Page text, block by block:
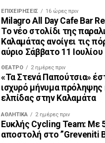
ΕΠΙΧΕΙΡΉΣΕΙΣ 16 ώρες πριν
Milagro All Day Cafe Bar
Το νέο στολίδι της
Καλαμάτας ανοίγει τις
αύριο Σάββατο 11 Ιουλίου
ΘΈΑΤΡΟ 2 ημέρες πριν
«Τα Στενά Παπούτσια»
ισχυρό μήνυμα πρόληψης
ελπίδας στην Καλαμάτα
ΑΘΛΗΤΙΚΆ 2 ημέρες πριν
Ευκλής Cycling Team: Με
αποστολή στο ”Greveniti